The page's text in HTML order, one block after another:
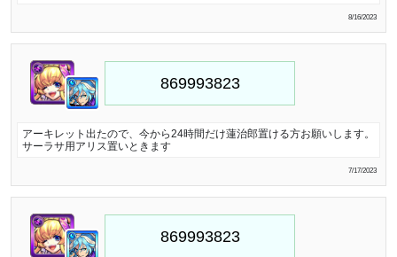
8/16/2023
アーキレット出たので、今から24時間だけ蓮治郎置ける方お願いします。
サーラサ用アリス置いときます
7/17/2023